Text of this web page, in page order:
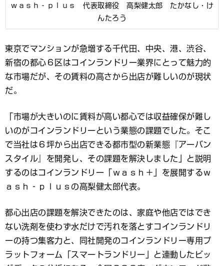
ｗａｓｈ‐ｐｌｕｓ 代表取締役 高梨健太郎 たかなし・け
んたろう
東京でマンションが急増する千代田、中央、港、渋谷、
新宿の都心６区はコインランドリー業界にとって魅力的
な市場だが、その賃料の高さから出店が難しいのが現状
だ。
「市場が大きいのに賃料が高い都心では収益確保が難し
いのがコインランドリーという業態の課題でした。そこ
で当社は６坪から出店できる都市型の新業態『アーバン
スタイル』を開発し、その課題を解決しました」と説明
するのはコインランドリー「ｗａｓｈ＋」を展開するｗ
ａｓｈ‐ｐｌｕｓの高梨健太郎代表。
都心出店の課題を解決できたのは、家庭や他店ではでき
ない洗剤を使わず水だけで汚れを落とすコインランドリ
ーの持つ集客力と、同社開発のコインランドリー専用プ
ラットフォーム「スマートランドリー」と連動したビッ